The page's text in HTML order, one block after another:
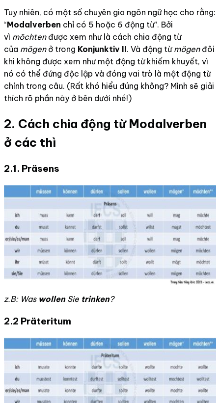
Tuy nhiên, có một số chuyên gia ngôn ngữ học cho rằng:
“Modalverben chỉ có 5 hoặc 6 động từ”. Bởi
vì möchten được xem như là cách chia động từ
của mögen ở trong Konjunktiv II. Và động từ mögen đôi
khi không được xem như một động từ khiếm khuyết, vì
nó có thể đứng độc lập và đóng vai trò là một động từ
chính trong câu. (Rất khó hiểu đúng không? Mình sẽ giải
thích rõ phần này ở bên dưới nhé!)
2. Cách chia động từ Modalverben
ở các thì
2.1. Präsens
z.B: Was wollenSie trinken?
2.2 Präteritum